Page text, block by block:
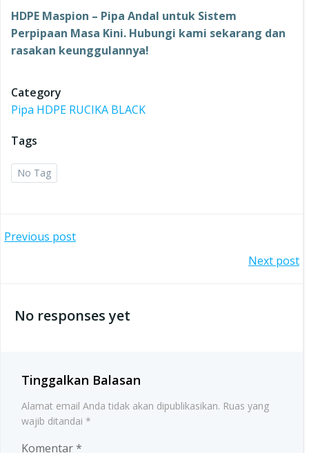
HDPE Maspion – Pipa Andal untuk Sistem
Perpipaan Masa Kini. Hubungi kami sekarang dan
rasakan keunggulannya!
Category
Pipa HDPE RUCIKA BLACK
Tags
No Tag
Post
Previous post
navigation
Next post
No responses yet
Tinggalkan Balasan
Alamat email Anda tidak akan dipublikasikan. Ruas yang
wajib ditandai *
Komentar*